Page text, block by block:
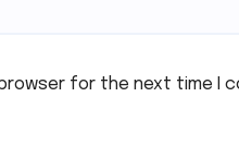
for the next time I